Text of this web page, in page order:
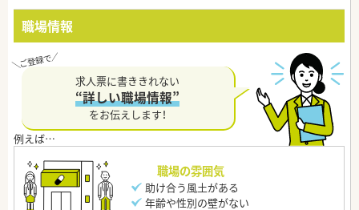
職場情報
求人票に書ききれない
“詳しい職場情報”
をお伝えします！
職場の雰囲気
助け合う風土がある
年齢や性別の壁がない